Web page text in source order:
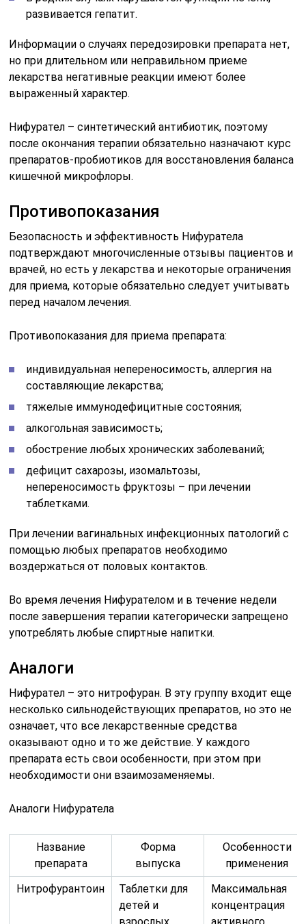
развивается гепатит.
Информации о случаях передозировки препарата нет,
но при длительном или неправильном приеме
лекарства негативные реакции имеют более
выраженный характер.
Нифурател – синтетический антибиотик, поэтому
после окончания терапии обязательно назначают курс
препаратов-пробиотиков для восстановления баланса
кишечной микрофлоры.
Противопоказания
Безопасность и эффективность Нифуратела
подтверждают многочисленные отзывы пациентов и
врачей, но есть у лекарства и некоторые ограничения
для приема, которые обязательно следует учитывать
перед началом лечения.
Противопоказания для приема препарата:
индивидуальная непереносимость, аллергия на
составляющие лекарства;
тяжелые иммунодефицитные состояния;
алкогольная зависимость;
обострение любых хронических заболеваний;
дефицит сахарозы, изомальтозы,
непереносимость фруктозы – при лечении
таблетками.
При лечении вагинальных инфекционных патологий с
помощью любых препаратов необходимо
воздержаться от половых контактов.
Во время лечения Нифурателом и в течение недели
после завершения терапии категорически запрещено
употреблять любые спиртные напитки.
Аналоги
Нифурател – это нитрофуран. В эту группу входит еще
несколько сильнодействующих препаратов, но это не
означает, что все лекарственные средства
оказывают одно и то же действие. У каждого
препарата есть свои особенности, при этом при
необходимости они взаимозаменяемы.
Аналоги Нифуратела
Название
препарата
Форма
выпуска
Особенности
применения
Нитрофурантоин
Таблетки для
детей и
Максимальная
концентрация